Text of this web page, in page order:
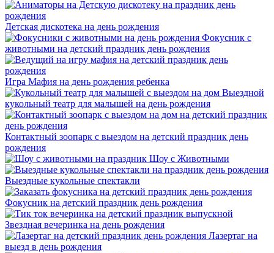
Детская дискотека на день рождения
Фокусник с
животными на детский праздник день рождения
Игра Мафия на день рождения ребенка
Выездной
кукольный театр для малышей на день рождения
Контактный зоопарк с выездом на детский праздник день
рождения
Шоу с Животными
Выездные кукольные спектакли
Фокусник на детский праздник день рождения
Звездная вечеринка на день рождения
Лазертаг на
выезд в день рождения